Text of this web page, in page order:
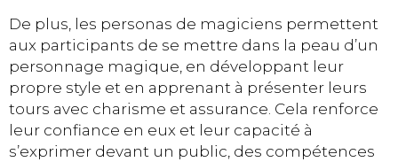
De plus, les personas de magiciens permettent
aux participants de se mettre dans la peau d’un
personnage magique, en développant leur
propre style et en apprenant à présenter leurs
tours avec charisme et assurance. Cela renforce
leur confiance en eux et leur capacité à
s’exprimer devant un public, des compétences